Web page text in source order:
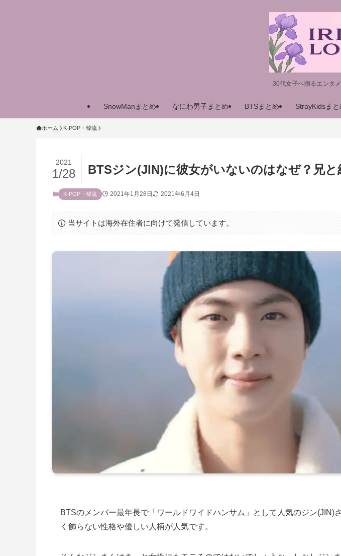
30代女子へ贈るエンタ
SnowManまとめ なにわ男子まとめ BTSまとめ StrayKidsまと
ホーム K-POP・韓流
BTSジン(JIN)に彼女がいないのはなぜ？兄と
2021
1/28
K-POP・韓流 2021年1月28日 2021年6月4日
当サイトは海外在住者に向けて発信しています。
BTSのメンバー最年長で「ワールドワイドハンサム」として人気のジン(JIN)
く飾らない性格や優しい人柄が人気です。